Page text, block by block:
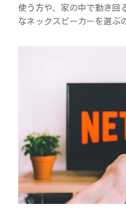
使う方や、家の中で動き回
なネックスピーカーを選ぶ